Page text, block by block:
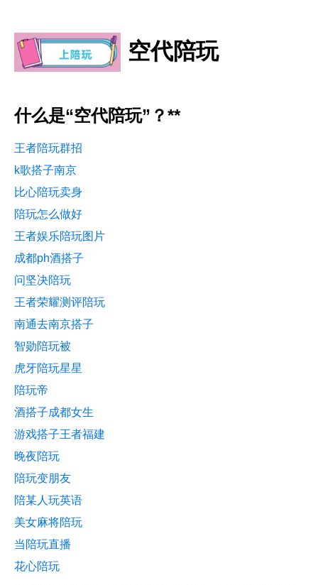
空代陪玩
什么是“空代陪玩”？**
王者陪玩群招
k歌搭子南京
比心陪玩卖身
陪玩怎么做好
王者娱乐陪玩图片
成都ph酒搭子
问坚决陪玩
王者荣耀测评陪玩
南通去南京搭子
智勋陪玩被
虎牙陪玩星星
陪玩帝
酒搭子成都女生
游戏搭子王者福建
晚夜陪玩
陪玩变朋友
陪某人玩英语
美女麻将陪玩
当陪玩直播
花心陪玩